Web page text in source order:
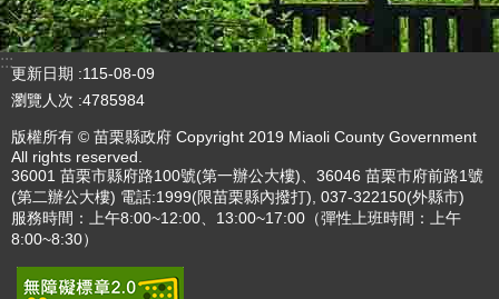
:::
更新日期
115-08-09
瀏覽人次 4785984
版權所有 © 苗栗縣政府 Copyright 2019 Miaoli County Government
All rights reserved.
36001 苗栗市縣府路100號(第一辦公大樓)、36046 苗栗市府前路1號
(第二辦公大樓) 電話:1999(限苗栗縣內撥打), 037-322150(外縣市)
服務時間：上午8:00~12:00、13:00~17:00（彈性上班時間：上午
8:00~8:30）